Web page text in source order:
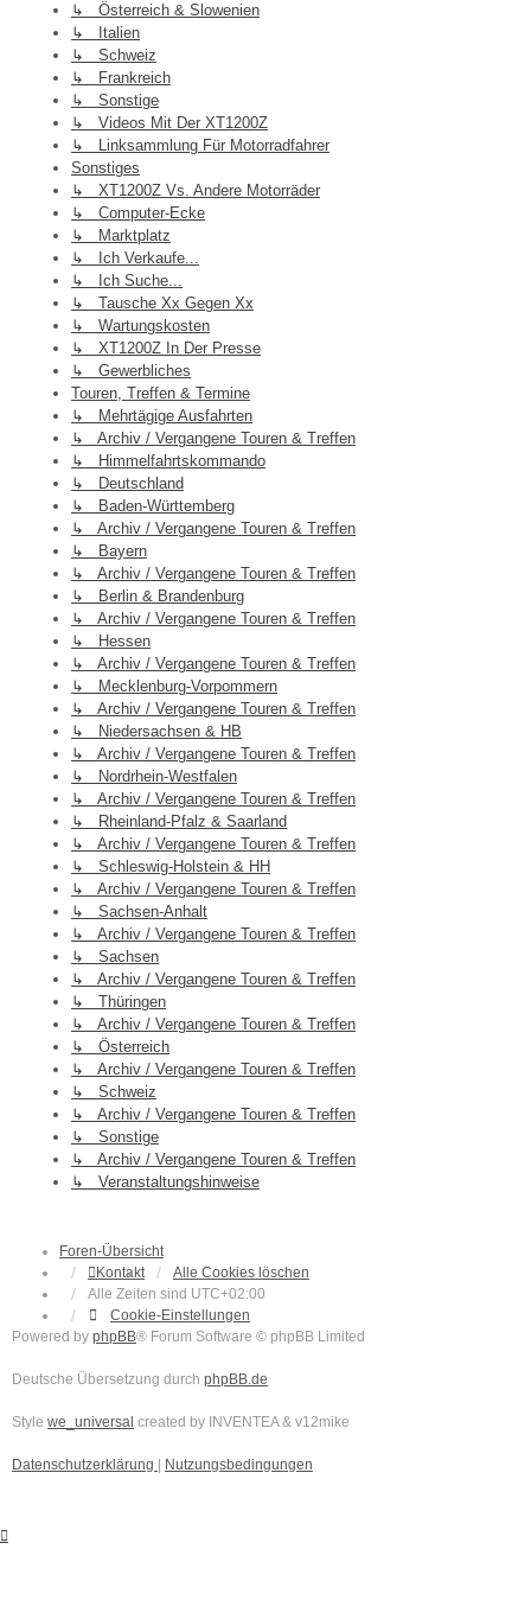
↳ Österreich & Slowenien
↳ Italien
↳ Schweiz
↳ Frankreich
↳ Sonstige
↳ Videos Mit Der XT1200Z
↳ Linksammlung Für Motorradfahrer
Sonstiges
↳ XT1200Z Vs. Andere Motorräder
↳ Computer-Ecke
↳ Marktplatz
↳ Ich Verkaufe...
↳ Ich Suche...
↳ Tausche Xx Gegen Xx
↳ Wartungskosten
↳ XT1200Z In Der Presse
↳ Gewerbliches
Touren, Treffen & Termine
↳ Mehrtägige Ausfahrten
↳ Archiv / Vergangene Touren & Treffen
↳ Himmelfahrtskommando
↳ Deutschland
↳ Baden-Württemberg
↳ Archiv / Vergangene Touren & Treffen
↳ Bayern
↳ Archiv / Vergangene Touren & Treffen
↳ Berlin & Brandenburg
↳ Archiv / Vergangene Touren & Treffen
↳ Hessen
↳ Archiv / Vergangene Touren & Treffen
↳ Mecklenburg-Vorpommern
↳ Archiv / Vergangene Touren & Treffen
↳ Niedersachsen & HB
↳ Archiv / Vergangene Touren & Treffen
↳ Nordrhein-Westfalen
↳ Archiv / Vergangene Touren & Treffen
↳ Rheinland-Pfalz & Saarland
↳ Archiv / Vergangene Touren & Treffen
↳ Schleswig-Holstein & HH
↳ Archiv / Vergangene Touren & Treffen
↳ Sachsen-Anhalt
↳ Archiv / Vergangene Touren & Treffen
↳ Sachsen
↳ Archiv / Vergangene Touren & Treffen
↳ Thüringen
↳ Archiv / Vergangene Touren & Treffen
↳ Österreich
↳ Archiv / Vergangene Touren & Treffen
↳ Schweiz
↳ Archiv / Vergangene Touren & Treffen
↳ Sonstige
↳ Archiv / Vergangene Touren & Treffen
↳ Veranstaltungshinweise
Foren-Übersicht
Kontakt
Alle Cookies löschen
Alle Zeiten sind UTC+02:00
Cookie-Einstellungen
Powered by phpBB® Forum Software © phpBB Limited
Deutsche Übersetzung durch phpBB.de
Style we_universal created by INVENTEA & v12mike
Datenschutzerklärung Nutzungsbedingungen